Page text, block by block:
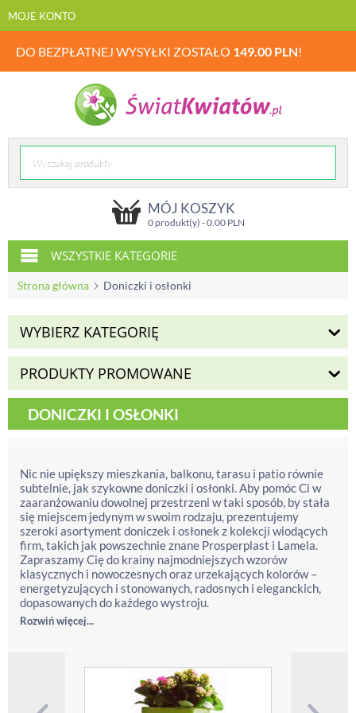
MOJE KONTO
DO BEZPŁATNEJ WYSYŁKI ZOSTAŁO 149.00 PLN!
MÓJ KOSZYK
0 produkt(y) -0.00PLN
WSZYSTKIE KATEGORIE
Strona główna Doniczki i osłonki
WYBIERZ KATEGORIĘ
PRODUKTY PROMOWANE
DONICZKI I OSŁONKI
Nic nie upiększy mieszkania, balkonu, tarasu i patio równie
subtelnie, jak szykowne doniczki i osłonki. Aby pomóc Ci w
zaaranżowaniu dowolnej przestrzeni w taki sposób, by stała
się miejscem jedynym w swoim rodzaju, prezentujemy
szeroki asortyment doniczek i osłonek z kolekcji wiodących
firm, takich jak powszechnie znane Prosperplast i Lamela.
Zapraszamy Cię do krainy najmodniejszych wzorów
klasycznych i nowoczesnych oraz urzekających kolorów –
energetyzujących i stonowanych, radosnych i eleganckich,
dopasowanych do każdego wystroju.
Rozwiń więcej...